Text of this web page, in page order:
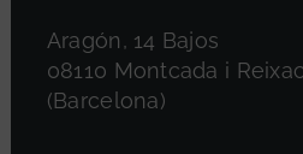
Aragón, 14 Bajos
08110 Montcada i Reixac
(Barcelona)